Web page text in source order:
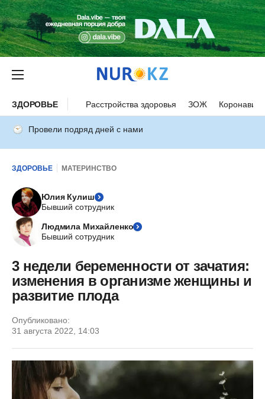
ЗДОРОВЬЕ Расстройства здоровья ЗОЖ
Провели подряд дней с нами
ЗДОРОВЬЕ МАТЕРИНСТВО
Юлия Кулиш
Бывший сотрудник
Людмила Михайленко
Бывший сотрудник
3 недели беременности от зачатия:
изменения в организме женщины и
развитие плода
Опубликовано:
31 августа 2022, 14:03